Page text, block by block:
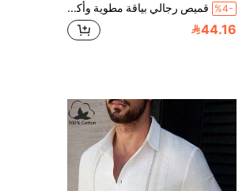
%4- قميص رجالي بياقة مطوية وأكمام طويلة من البوليستر 100% خفيف الوزن بطبعة زهور عتيقة بأسلوب غربي ريترو مناسب للخارج والملابس الكاجوال وملابس العمل في الربيع والخريف
44.16